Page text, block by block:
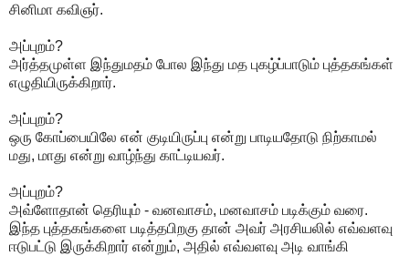
சினிமா கவிஞர்.
அப்புறம்?
அர்த்தமுள்ள இந்துமதம் போல இந்து மத புகழ்ப்பாடும் புத்தகங்கள்
எழுதியிருக்கிறார்.
அப்புறம்?
ஒரு கோப்பையிலே என் குடியிருப்பு என்று பாடியதோடு நிற்காமல்
மது, மாது என்று வாழ்ந்து காட்டியவர்.
அப்புறம்?
அவ்ளோதான் தெரியும் - வனவாசம், மனவாசம் படிக்கும் வரை.
இந்த புத்தகங்களை படித்தபிறகு தான் அவர் அரசியலில் எவ்வளவு
ஈடுபட்டு இருக்கிறார் என்றும், அதில் எவ்வளவு அடி வாங்கி